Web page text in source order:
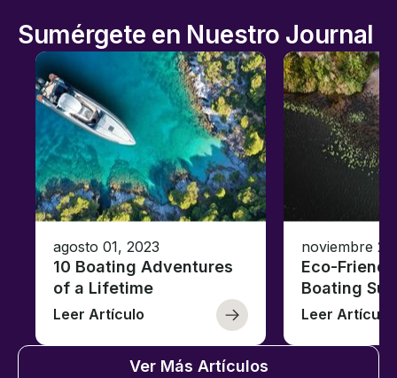
Sumérgete en Nuestro Journal
agosto 01, 2023
10 Boating Adventures
of a Lifetime
Leer Artículo
noviembre
Eco-
Boating
Leer Artículo
Ver Más Artículos